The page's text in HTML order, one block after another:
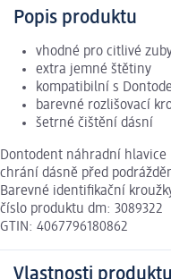
Popis produktu
vhodné pro citlivé
extra jemné štětiny
kompatibilní s
barevné rozlišovací
šetrné čištění dásní
Dontodent náhradní
chrání dásně před
Barevné identifikační
číslo produktu dm: 3089322
GTIN: 4067796180862
Vlastnosti produktu